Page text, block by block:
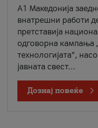
A1 Македонија
внатрешни работи
претставија
одговорна кампања
технологијата“,
јавната свест...
Дознај повеќе